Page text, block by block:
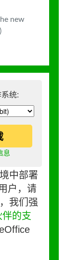
new
统:
息
中部署
户，请
我们强
的支